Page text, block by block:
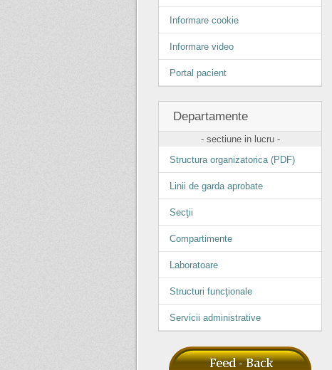
Informare cookie
Informare video
Portal pacient
Departamente
- sectiune in lucru -
Structura organizatorica (PDF)
Linii de garda aprobate
Secţii
Compartimente
Laboratoare
Structuri funcţionale
Servicii administrative